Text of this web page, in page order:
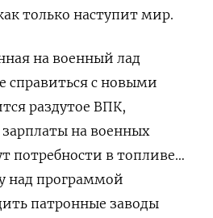
только наступит мир.
на военный лад
справиться с новыми
раздутое ВПК,
на военных
потребности в топливе…
над программой
патронные заводы